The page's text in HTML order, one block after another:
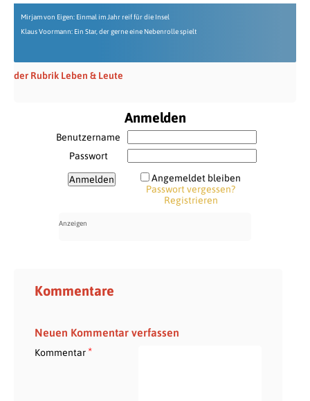
Mirjam von Eigen: Einmal im Jahr reif für die Insel
Klaus Voormann: Ein Star, der gerne eine Nebenrolle spielt
der Rubrik Leben & Leute
Anmelden
Benutzername
Passwort
Angemeldet bleiben
Passwort vergessen?
Registrieren
Kommentare
Neuen Kommentar verfassen
Kommentar*